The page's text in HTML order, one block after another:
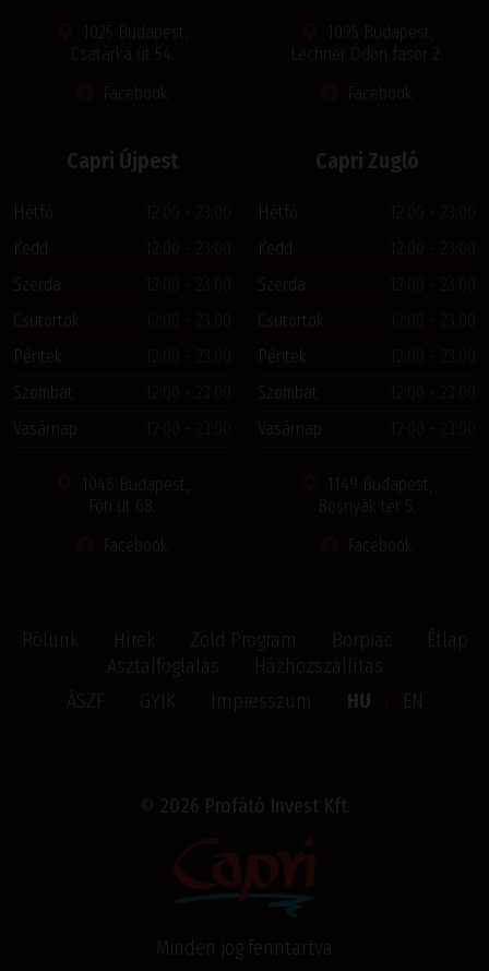
1025 Budapest,
Csatárka út 54.
Facebook
1095 Budapest,
Lechner Ödön fasor 2.
Facebook
Capri Újpest
Hétfő
12:00 - 23:00
Kedd
12:00 - 23:00
Szerda
12:00 - 23:00
Csütörtök
12:00 - 23:00
Péntek
12:00 - 23:00
Szombat
12:00 - 23:00
Vasárnap
12:00 - 23:00
1046 Budapest,
Fóti út 68.
Facebook
Capri Zugló
Hétfő
12:00 - 23:00
Kedd
12:00 - 23:00
Szerda
12:00 - 23:00
Csütörtök
12:00 - 23:00
Péntek
12:00 - 23:00
Szombat
12:00 - 23:00
Vasárnap
12:00 - 23:00
1149 Budapest,
Bosnyák tér 5.
Facebook
Rólunk Hírek Zöld Program Borpiac
Étlap
Asztalfoglalás
Házhozszállítás
ÁSZF
GYIK Impresszum HU EN
© 2026 Profátó Invest Kft.
Minden jog fenntartva